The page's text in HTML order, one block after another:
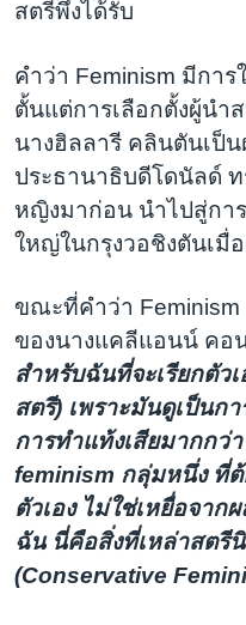
สตรีพึงได้รับ
คำว่า Feminism มีกา
ตั้นแต่การเลือกตั้งผู้นำ
นางฮิลลารี คลินตันเป็
ประธานาธิบดีโดนัลด์
หญิงมาก่อน นำไปสู่กา
ใหญ่ในกรุงวอชิงตันเมื่
ขณะที่คำว่า
ของนางแคลีแอนน์ คอ
สำหรับฉันที่จะเรียกตัว
สตรี) เพราะมันดูเป็นก
การทำแท้งเสียมากกว่
feminism กลุ่มหนึ่ง ที่ต้
ตัวเอง ไม่ใช่เหยื่อจา
ฉัน นี่คือสิ่งที่เหล่าสตรี
(Conservative